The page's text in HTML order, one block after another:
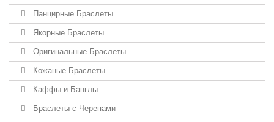
Панцирные Браслеты
Якорные Браслеты
Оригинальные Браслеты
Кожаные Браслеты
Каффы и Банглы
Браслеты с Черепами